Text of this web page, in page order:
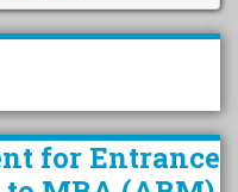
૨૦૨૫)for Entrance